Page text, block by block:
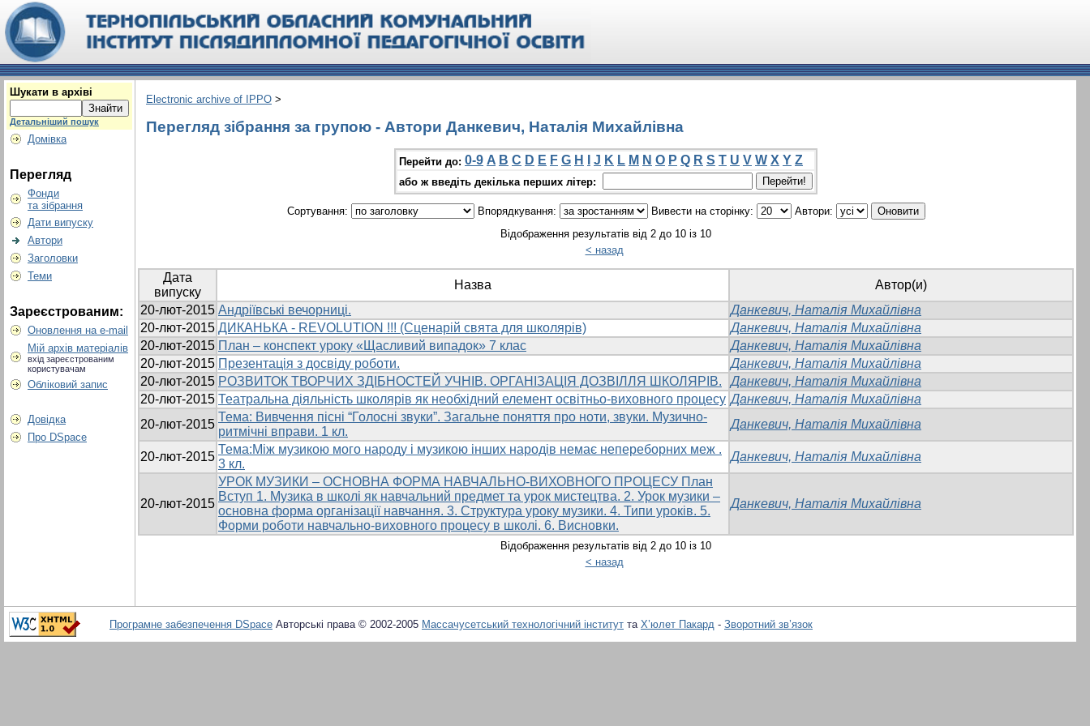
Шукати в архіві
Детальніший пошук
Домівка
Перегляд
Фонди
та зібрання
Дати випуску
Автори
Заголовки
Теми
Зареєстрованим:
Оновлення на e-mail
Мій архів матеріалів
вхід зареєстрованим
користувачам
Обліковий запис
Довідка
Про DSpace
Electronic archive of IPPO >
Перегляд зібрання за групою - Автори Данкевич, Наталія Михайлівна
Перейти до: 0-9 A B C D E F G H J K L M N O P Q R S T U V W X Y Z
або ж введіть декілька перших літер:
Сортування: Впорядкування: Вивести на сторінку:
Автори:
Відображення результатів від 2 до 10 із 10
< назад
Дата
випуску
Назва
Автор(и)
20-лют-2015 Андріївські вечорниці.
Данкевич, Наталія Михайлівна
20-лют-2015 ДИКАНЬКА - REVOLUTION !!! (Сценарій свята для школярів)
Данкевич, Наталія Михайлівна
20-лют-2015 План – конспект уроку «Щасливий випадок» 7 клас
Данкевич, Наталія Михайлівна
20-лют-2015 Презентація з досвіду роботи.
Данкевич, Наталія Михайлівна
20-лют-2015 РОЗВИТОК ТВОРЧИХ ЗДІБНОСТЕЙ УЧНІВ. ОРГАНІЗАЦІЯ ДОЗВІЛЛЯ ШКОЛЯРІВ.
Данкевич, Наталія Михайлівна
20-лют-2015 Театральна діяльність школярів як необхідний елемент освітньо-виховного процесу Данкевич, Наталія Михайлівна
20-лют-2015
Тема: Вивчення пісні “Голосні звуки”. Загальне поняття про ноти, звуки. Музично-
ритмічні вправи. 1 кл.
Данкевич, Наталія Михайлівна
20-лют-2015
Тема:Між музикою мого народу і музикою інших народів немає непереборних меж .
3 кл.
Данкевич, Наталія Михайлівна
20-лют-2015
УРОК МУЗИКИ – ОСНОВНА ФОРМА НАВЧАЛЬНО-ВИХОВНОГО ПРОЦЕСУ План
Вступ 1. Музика в школі як навчальний предмет та урок мистецтва. 2. Урок музики –
основна форма організації навчання. 3. Структура уроку музики. 4. Типи уроків. 5.
Форми роботи навчально-виховного процесу в школі. 6. Висновки.
Данкевич, Наталія Михайлівна
Відображення результатів від 2 до 10 із 10
< назад
Програмне забезпечення DSpace Авторські права © 2002-2005 Массачусетський технологічний інститут та Х’юлет Пакард - Зворотний зв’язок